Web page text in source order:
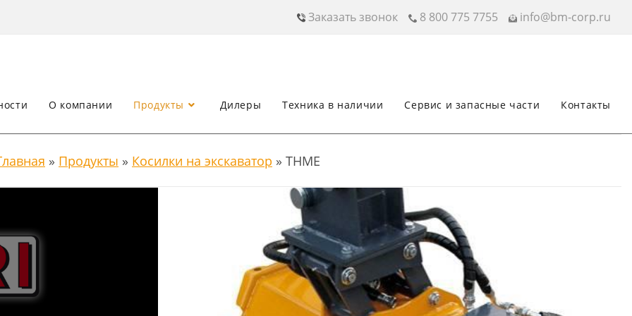
Заказать звонок 8 800 775 7755 info@bm-corp.ru
О компании Продукты Дилеры Техника в наличии Сервис и запасные части Контакты
» Продукты » Косилки на экскаватор » THME